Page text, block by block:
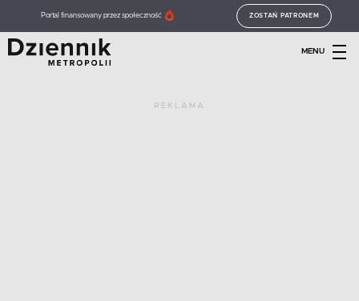
Portal finansowany przez społeczność ZOSTAŃ PATRONEM
MENU
REKLAMA